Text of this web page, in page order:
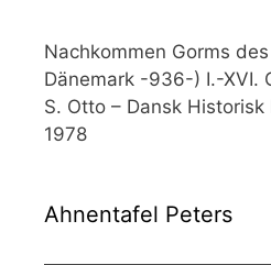
Nachkommen Gorms
Dänemark -936-) I.-XVI.
S. Otto – Dansk
1978
Ahnentafel Peters